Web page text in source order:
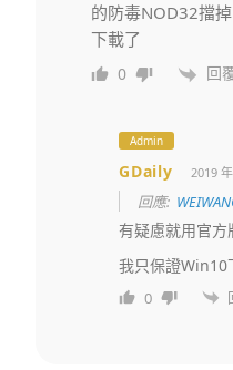
的防毒NOD32擋
下載了
0 回
Admin
GDaily 2019
回應:
有疑慮就用官方
我只保證Win10
0